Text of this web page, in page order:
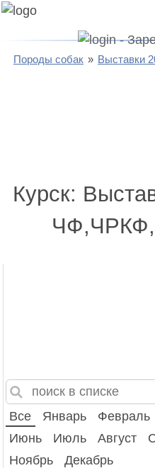
Породы собак Выставки
Курск:
Все Январь Февраль
Июнь
Июль Август
Ноябрь
Декабрь